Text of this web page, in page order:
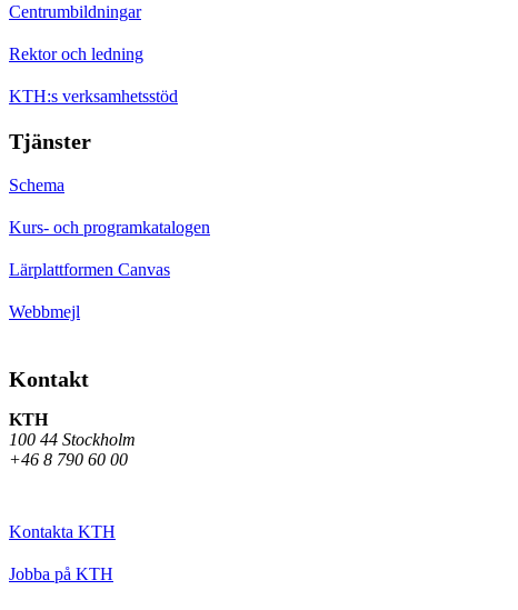
Centrumbildningar
Rektor och ledning
KTH:s verksamhetsstöd
Tjänster
Schema
Kurs- och programkatalogen
Lärplattformen Canvas
Webbmejl
Kontakt
KTH
100 44 Stockholm
+46 8 790 60 00
Kontakta KTH
Jobba på KTH